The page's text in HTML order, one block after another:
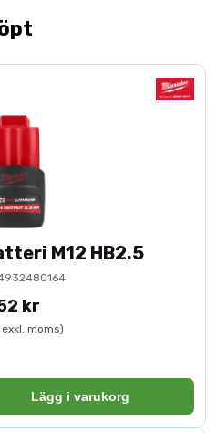
M12 HB2.5
kr
moms)
Lägg i varukorg